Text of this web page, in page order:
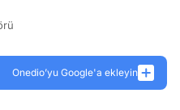
Onedio’yu Google'a ekleyin